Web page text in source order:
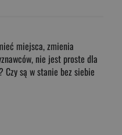
miejsca, zmienia
nie jest proste dla
są w stanie bez siebie